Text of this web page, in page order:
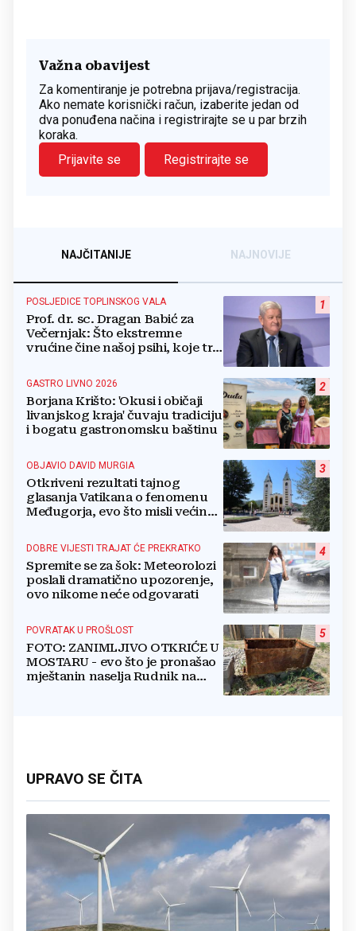
Važna obavijest
Za komentiranje je potrebna prijava/registracija.
Ako nemate korisnički račun, izaberite jedan od
dva ponuđena načina i registrirajte se u par brzih
koraka.
Prijavite se
Registrirajte se
NAJČITANIJE NAJNOVIJE
1
POSLJEDICE TOPLINSKOG VALA
Prof. dr. sc. Dragan Babić za
Večernjak: Što ekstremne
vrućine čine našoj psihi, koje tri
boriti...
2
GASTRO LIVNO 2026
Borjana Krišto: 'Okusi i običaji
livanjskog kraja' čuvaju tradiciju
i bogatu gastronomsku baštinu
3
OBJAVIO DAVID MURGIA
Otkriveni rezultati tajnog
glasanja Vatikana o fenomenu
Međugorja, evo što misli većina
4
DOBRE VIJESTI TRAJAT ĆE PREKRATKO
Spremite se za šok: Meteorolozi
poslali dramatično upozorenje,
ovo nikome neće odgovarati
5
POVRATAK U PROŠLOST
FOTO: ZANIMLJIVO OTKRIĆE U
MOSTARU - evo što je pronašao
mještanin naselja Rudnik na
UPRAVO SE ČITA